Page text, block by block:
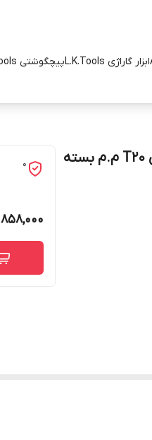
ابزار گاراژی L.K.Tools پیچگوشتی B.M.Tools
نوک پیچ گوشتی ساق 1/4 ستاره ای 100 میلیمتری T20 م.م بسته
0
858,000